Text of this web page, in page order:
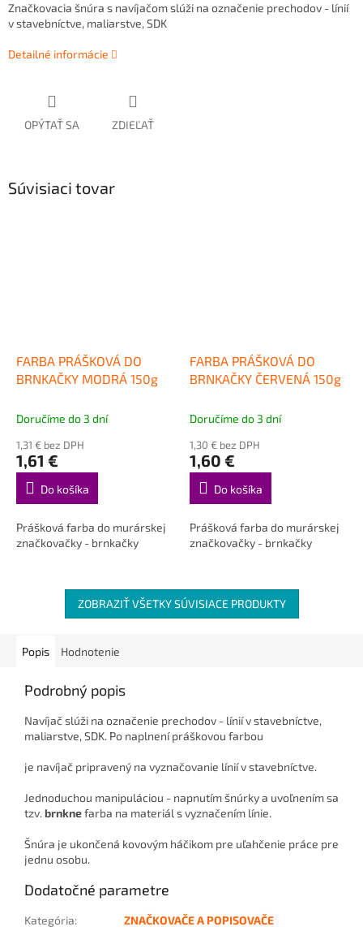
Značkovacia šnúra s navíjačom slúži na označenie prechodov - línií
v stavebníctve, maliarstve, SDK
Detailné informácie
OPÝTAŤ SA ZDIEĽAŤ
Súvisiaci tovar
FARBA PRÁŠKOVÁ DO
BRNKAČKY MODRÁ 150g
Doručíme do 3 dní
1,31 € bez DPH
1,61 €
Do košíka
Prášková farba do murárskej
značkovačky - brnkačky
FARBA PRÁŠKOVÁ DO
BRNKAČKY ČERVENÁ 150g
Doručíme do 3 dní
1,30 € bez DPH
1,60 €
Do košíka
Prášková farba do murárskej
značkovačky - brnkačky
ZOBRAZIŤ VŠETKY SÚVISIACE PRODUKTY
Popis Hodnotenie
Podrobný popis
Navíjač slúži na označenie prechodov - línií v stavebníctve,
maliarstve, SDK. Po naplnení práškovou farbou
je navíjač pripravený na vyznačovanie línií v stavebníctve.
Jednoduchou manipuláciou - napnutím šnúrky a uvoľnenímsa
tzv. brnknefarba na materiál s vyznačením línie.
Šnúra je ukončená kovovým háčikom pre uľahčenie práce pre
jednu osobu.
Dodatočné parametre
Kategória:
ZNAČKOVAČE A POPISOVAČE